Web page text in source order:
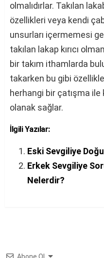
olmalıdırlar. Takılan
özellikleri veya kendi
unsurları içermemesi
takılan lakap kırıcı
bir takım ithamlarda
takarken bu gibi
herhangi bir çatışma ile
olanak sağlar.
İlgili Yazılar:
Eski Sevgiliye
Erkek Sevgiliye
Nelerdir?